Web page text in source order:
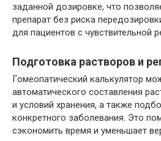
заданной дозировке, что
препарат без риска
для пациентов с чувствительной
Подготовка растворов и
Гомеопатический калькулятор
автоматического составления
и условий хранения, а также
конкретного заболевания. Это
сэкономить время и уменьшает